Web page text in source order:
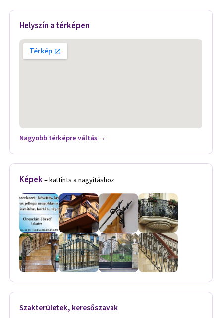
Helyszín a térképen
Nagyobb térképre váltás →
Képek– kattints a nagyításhoz
Szakterületek, keresőszavak